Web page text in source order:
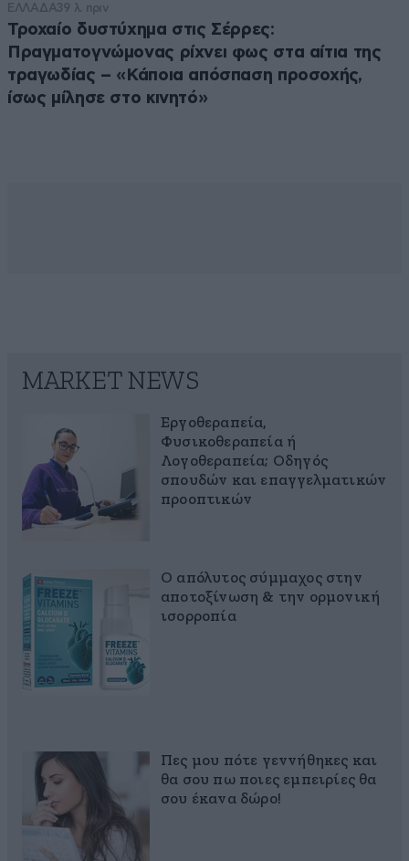
ΕΛΛΑΔΑ39 λ. πριν
Τροχαίο δυστύχημα στις Σέρρες:
Πραγματογνώμονας ρίχνει φως στα αίτια της
τραγωδίας – «Κάποια απόσπαση προσοχής,
ίσως μίλησε στο κινητό»
MARKET NEWS
Εργοθεραπεία,
Φυσικοθεραπεία ή
Λογοθεραπεία; Οδηγός
σπουδών και επαγγελματικών
προοπτικών
Ο απόλυτος σύμμαχος στην
αποτοξίνωση & την ορμονική
ισορροπία
Πες μου πότε γεννήθηκες και
θα σου πω ποιες εμπειρίες θα
σου έκανα δώρο!